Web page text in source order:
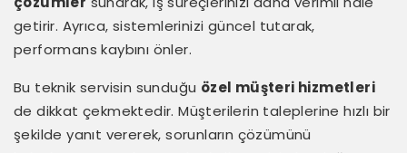
getirir. Ayrıca, sistemlerinizi güncel tutarak,
performans kaybını önler.
Bu teknik servisin sunduğu özel müşteri hizmetleri
de dikkat çekmektedir. Müşterilerin taleplerine hızlı bir
şekilde yanıt vererek, sorunların çözümünü